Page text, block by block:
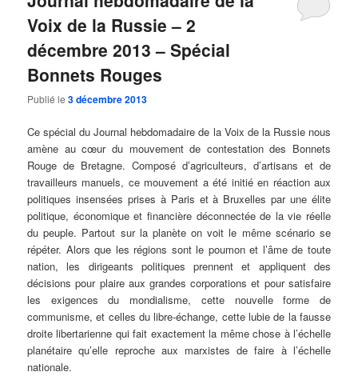
Voix de la Russie – 2
décembre 2013 – Spécial
Bonnets Rouges
Publié le3 décembre 2013
Ce spécial du Journal hebdomadaire de la Voix de la Russie nous
amène au cœur du mouvement de contestation des Bonnets
Rouge de Bretagne. Composé d’agriculteurs, d’artisans et de
travailleurs manuels, ce mouvement a été initié en réaction aux
politiques insensées prises à Paris et à Bruxelles par une élite
politique, économique et financière déconnectée de la vie réelle
du peuple. Partout sur la planète on voit le même scénario se
répéter. Alors que les régions sont le poumon et l’âme de toute
nation, les dirigeants politiques prennent et appliquent des
décisions pour plaire aux grandes corporations et pour satisfaire
les exigences du mondialisme, cette nouvelle forme de
communisme, et celles du libre-échange, cette lubie de la fausse
droite libertarienne qui fait exactement la même chose à l’échelle
planétaire qu’elle reproche aux marxistes de faire à l’échelle
nationale.